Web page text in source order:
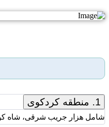
1. منطقه کردکوی
شامل هزار جریب شرقی، شاه کوه